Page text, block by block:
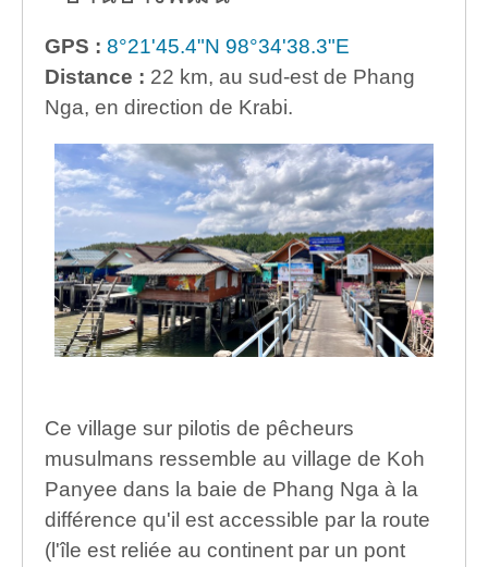
GPS : 8°21'45.4"N 98°34'38.3"E
Distance : 22 km, au sud-est de Phang
Nga, en direction de Krabi.
Ce village sur pilotis de pêcheurs
musulmans ressemble au village de Koh
Panyee dans la baie de Phang Nga à la
différence qu'il est accessible par la route
(l'île est reliée au continent par un pont